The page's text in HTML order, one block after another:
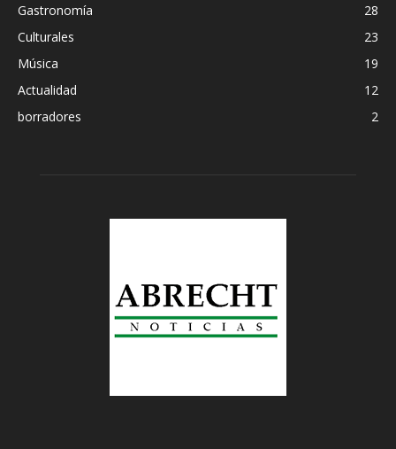
Gastronomía
28
Culturales
23
Música
19
Actualidad
12
borradores
2